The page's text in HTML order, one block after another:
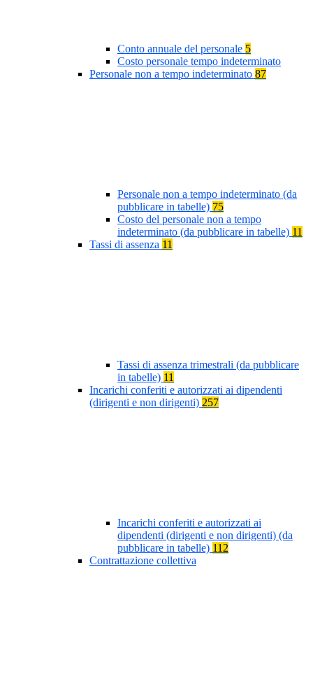
Conto annuale del personale 5
Costo personale tempo indeterminato
Personale non a tempo indeterminato 87
Personale non a tempo indeterminato (da
pubblicare in tabelle) 75
Costo del personale non a tempo
indeterminato (da pubblicare in tabelle) 11
Tassi di assenza 11
Tassi di assenza trimestrali (da pubblicare
in tabelle) 11
Incarichi conferiti e autorizzati ai dipendenti
(dirigenti e non dirigenti) 257
Incarichi conferiti e autorizzati ai
dipendenti (dirigenti e non dirigenti) (da
pubblicare in tabelle) 112
Contrattazione collettiva